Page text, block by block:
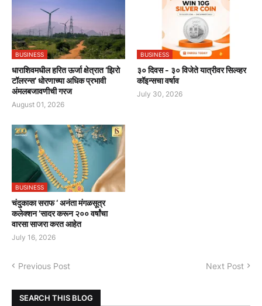
BUSINESS
धाराशिवमधील हरित ऊर्जा क्षेत्रात ‘झिरो
टॉलरन्स’ धोरणाच्या अधिक प्रभावी
अंमलबजावणीची गरज
August 01, 2026
BUSINESS
३० दिवस - ३० विजेते यात्रीवर सिल्व्हर
कॉइन्सचा वर्षाव
July 30, 2026
BUSINESS
चंदुकाका सराफ ‘ अनंता मंगळसूत्र
कलेक्शन ’सादर करून २०० वर्षांचा
वारसा साजरा करत आहेत
July 16, 2026
Previous Post Next Post
SEARCH THIS BLOG